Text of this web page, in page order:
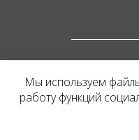
Мы используем
работу функций